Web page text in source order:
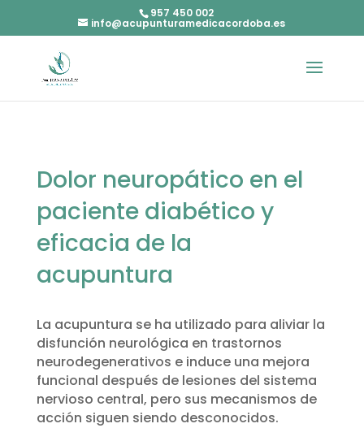
957 450 002
info@acupunturamedicacordoba.es
Dolor neuropático en el
paciente diabético y
eficacia de la
acupuntura
La acupuntura se ha utilizado para aliviar la
disfunción neurológica en trastornos
neurodegenerativos e induce una mejora
funcional después de lesiones del sistema
nervioso central, pero sus mecanismos de
acción siguen siendo desconocidos.